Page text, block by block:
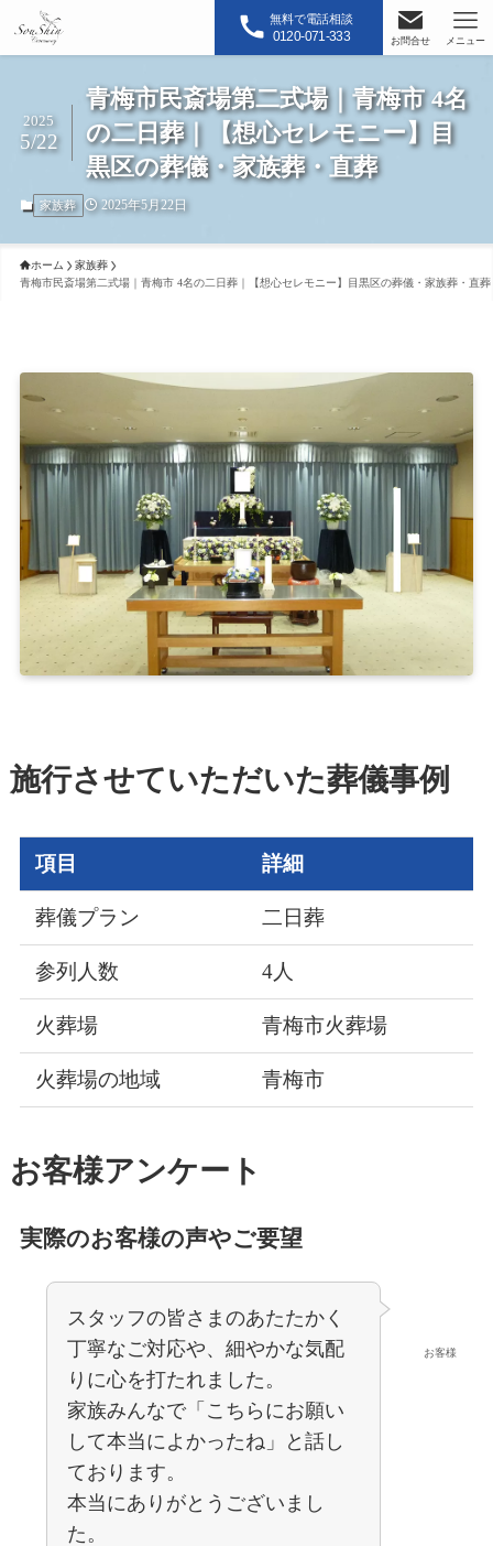
無料で電話相談
0120-071-333 お問合せ メニュー
青梅市民斎場第二式場｜青梅市 4名
の二日葬｜【想心セレモニー】目
黒区の葬儀・家族葬・直葬
2025
5/22
家族葬 2025年5月22日
ホーム
家族葬
青梅市民斎場第二式場｜青梅市 4名の二日葬｜【想心セレモニー】目黒区の葬儀・家族葬・直葬
施行させていただいた葬儀事例
項目 詳細
葬儀プラン 二日葬
参列人数 4人
火葬場 青梅市火葬場
火葬場の地域 青梅市
お客様アンケート
実際のお客様の声やご要望
お客様
スタッフの皆さまのあたたかく
丁寧なご対応や、細やかな気配
りに心を打たれました。
家族みんなで「こちらにお願い
して本当によかったね」と話し
ております。
本当にありがとうございまし
た。